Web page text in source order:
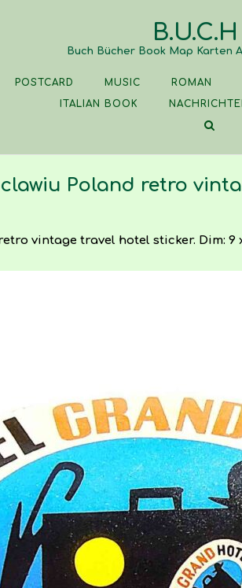
B.U.C.H
Buch Bücher Book Map Karten
POSTCARD MUSIC ROMAN
ITALIAN BOOK
Poland retro
vintage travel hotel sticker. Dim: 9